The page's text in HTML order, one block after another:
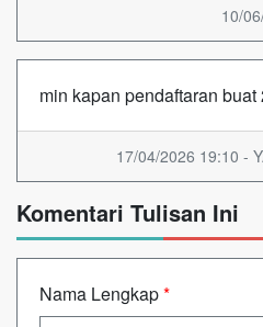
10/
min kapan pendaftaran buat
17/04/2026 19:10 -
Komentari Tulisan Ini
Nama Lengkap*